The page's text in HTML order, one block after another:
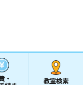
・ 教室検索